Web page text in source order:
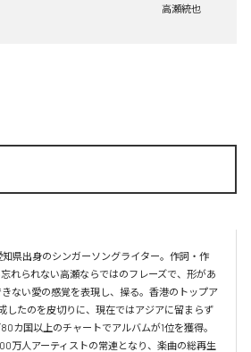
高瀬統也
知県出身のシンガーソングライター。作詞・作
れられない高瀬ならではのフレーズで、形があ
ない愛の感覚を表現し、操る。香港のトップア
したのを皮切りに、現在ではアジアに留まらず
カ国以上のチャートでアルバムが1位を獲得。
万人アーティストの常連となり、楽曲の総再生